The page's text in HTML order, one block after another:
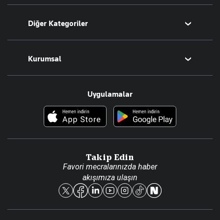
Bugünün Yazarları
Tüm Yazarlar
Diğer Kategoriler
Magazin
Teknoloji
Resmî Ilanlar
Foto Haber
Kurumsal
Hakkımızda
Künye
Reklam Ver
Uygulamalar
Takip Edin
Favori mecralarınızda haber
akışımıza ulaşın